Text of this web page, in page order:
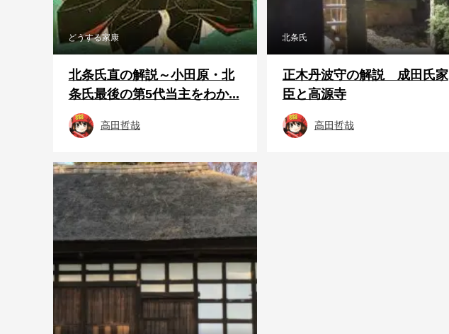
どうする家康
北条氏直の解説～小田原・北
条氏最後の第5代当主をわか...
高田哲哉
北条氏
正木丹波守の解説 成田氏家
臣と高源寺
高田哲哉